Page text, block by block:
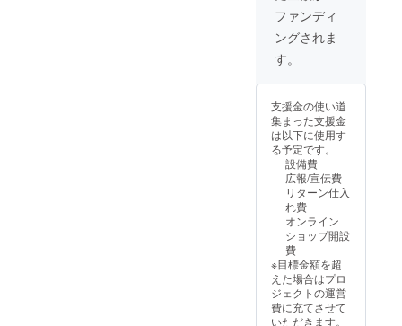
ジ」で
優先招
待URL
とクー
りしま
す。
クーポ
ンは
1,000円
以上の
ご購入
用可能
です。
トア
オープ
ン日か
ら6ヶ月
間有
ンは
3,000円
以上の
用可能
です。
公式ス
トア
オープ
ン日か
ら6ヶ月
間有
料は割
引対象
クーポ
ンとの
併用は
できま
せん。
を刻印
したオ
リジナ
デジタ
ルバッ
ジを、
RINGO
LLECTI
ON公式
サイト
内に
「ブラ
ンド創
設メン
バー」
として
掲載し
ます。
ご希望
のお名
レオー
先招待
支援特
典】オ
リジナ
ルCF限
定ス
テッ
カー：
プロ
ジェク
ト開始3
日以内
の支援
者様限
定 ※1 支
援者様
のお名
前
セット
（食
器・
等） ・
公式HP
への
バッジ
掲載
（※1）
・
20%OF
Fクーポ
（※2）
・ECサ
イト プ
レオー
プン優
先招待
（※2）
なヴィ
ンテー
ジアイ
お届け
す。 ●
パッ
ケージ
内容 ・
キュ
レー
ター
ト： 希
少なり
チーフ
コレク
ション
（ヴィ
ファンディ
ングされま
す。
支援金の使い道
集まった支援金
は以下に使用す
る予定です。
設備費
広報/宣伝費
リターン仕入
れ費
オンライン
ショップ開設
費
※目標金額を超
えた場合はプロ
ジェクトの運営
費に充てさせて
いただきます。